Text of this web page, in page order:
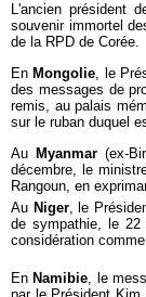
L'ancien président
souvenir immortel
de la RPD de Corée.
En Mongolie, le
des messages de
remis, au palais
sur le ruban duquel
Au Myanmar(ex-
décembre, le
Rangoun, en
Au Niger, le
de sympathie, le
considération
En Namibie, le